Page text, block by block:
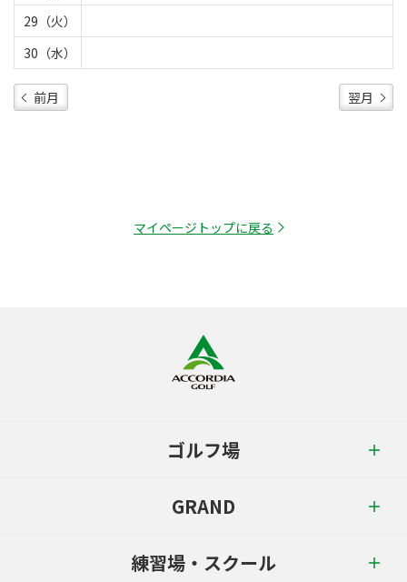
29（火）
30（水）
前月 翌月
マイページトップに戻る
ゴルフ場
GRAND
練習場・スクール